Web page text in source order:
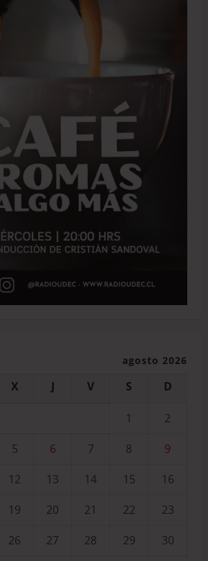
agosto 2026
X J V S D
1
2
5 6 7 8
9
12 13 14 15
16
19 20 21 22
23
26 27 28 29 30